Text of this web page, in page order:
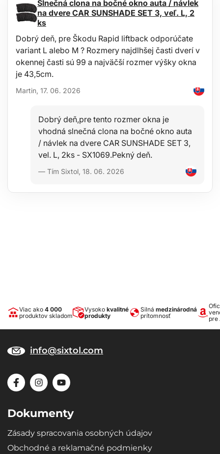
Praktické textilné púzdro pre skladovanie
Použitie:
Demontáž čalúnenia a dverných panelov
Odstraňovanie plastových krytov, lišt a emblémov
Inštalácia a demontáž autorádií a ovládacích panelov
Práce na interiéri automobilov bez poškodenia čalúnenia
Obsah sady:
1x prípravok na demontáž čalúnenia 20 cm
1x textilné púzdro
Technické parametry:
Materiál: oceľ, plast
Dĺžky nástrojov: 20 cm, 31,5 cm, 41,5 cm
Rozmery sady:
Hmotnosť:
Slnečná clona na bočné okno auta / návlek
na dvere CAR SUNSHADE SET 3, veľ. L, 2
ks
Dobrý deň, pre Škodu Rapid liftback odporúčate
variant L alebo M ? Rozmery najdlhšej časti dverí v
okennej časti sú 99 a najväčší rozmer výšky okna
je 43,5cm.
Martin, 17. 06. 2026
Dobrý deň,pre tento rozmer okna je
vhodná slnečná clona na bočné okno auta
/ návlek na dvere CAR SUNSHADE SET 3,
vel. L, 2ks - SX1069.Pekný deň.
— Tím Sixtol, 18. 06. 2026
Viac ako 4 000
produktov skladom
Vysoko kvalitné
produkty
Silná medzinárodná
prítomnosť
pre
info@sixtol.com
Dokumenty
Zásady spracovania osobných údajov
Obchodné a reklamačné podmienky